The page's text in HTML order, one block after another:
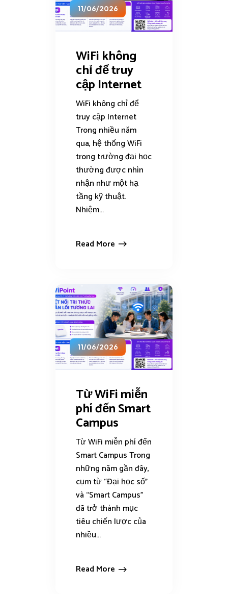
11/06/2026
WiFi không
chỉ để truy
cập Internet
WiFi không chỉ để
truy cập Internet
Trong nhiều năm
qua, hệ thống WiFi
trong trường đại học
thường được nhìn
nhận như một hạ
tầng kỹ thuật.
Nhiệm...
Read More
11/06/2026
Từ WiFi miễn
phí đến Smart
Campus
Từ WiFi miễn phí đến
Smart Campus Trong
những năm gần đây,
cụm từ “Đại học số”
và “Smart Campus”
đã trở thành mục
tiêu chiến lược của
nhiều...
Read More